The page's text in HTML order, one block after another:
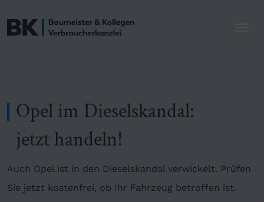
Opel im Dieselskandal:
jetzt handeln!
Auch Opel ist in den Dieselskandal verwickelt. Prüfen
Sie jetzt kostenfrei, ob Ihr Fahrzeug betroffen ist.